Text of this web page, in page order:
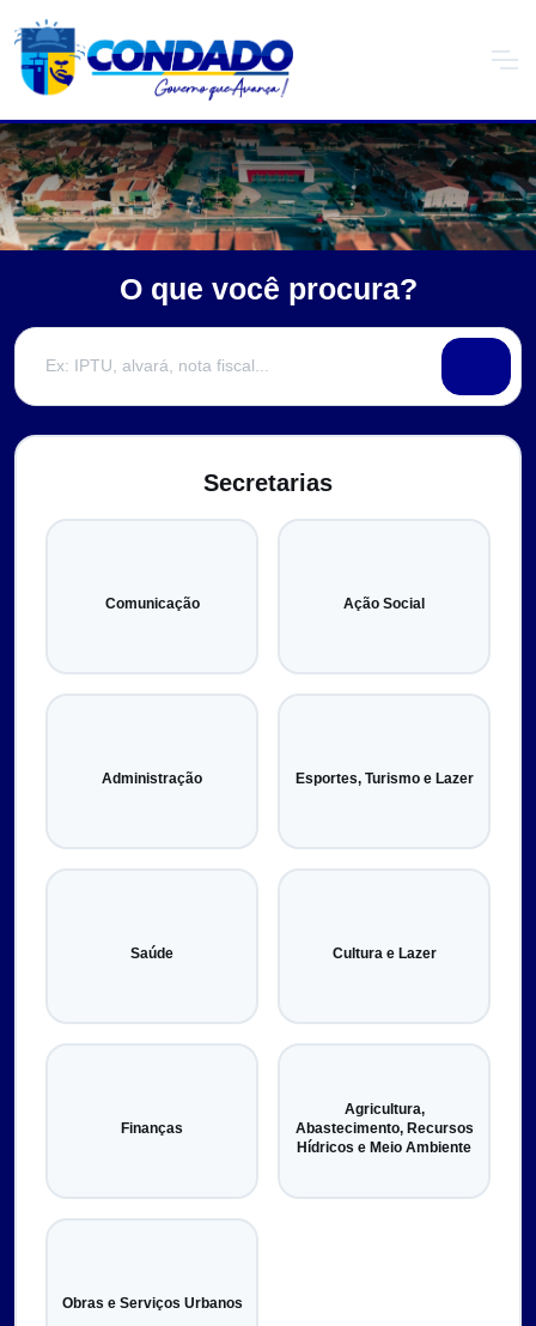
O que você procura?
Secretarias
Comunicação Ação Social
Administração Esportes, Turismo e Lazer
Saúde Cultura e Lazer
Finanças
Agricultura,
Abastecimento, Recursos
Hídricos e Meio Ambiente
Obras e Serviços Urbanos